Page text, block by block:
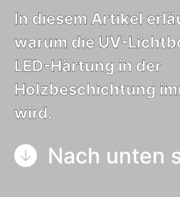
In diesem Artikel
warum die UV-
LED-Härtung in der
Holzbeschichtung
wird.
Nach unten